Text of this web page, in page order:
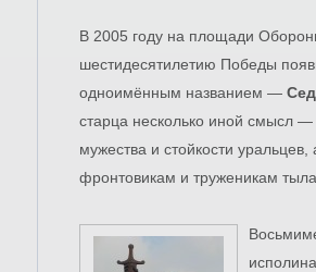
В 2005 году на площади
шестидесятилетию Победы
одноимённым названием —
старца несколько иной смысл
мужества и стойкости
фронтовикам и труженикам тыла.